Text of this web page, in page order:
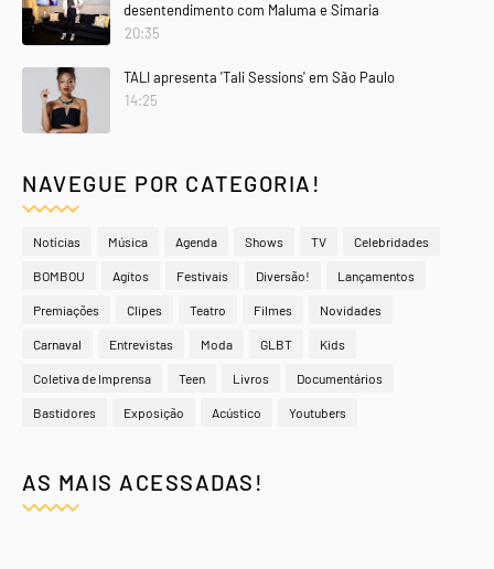
desentendimento com Maluma e Simaria
20:35
TALI apresenta 'Tali Sessions' em São Paulo
14:25
NAVEGUE POR CATEGORIA!
Notícias Música Agenda Shows TV Celebridades
BOMBOU Agitos Festivais Diversão! Lançamentos
Premiações Clipes Teatro Filmes Novidades
Carnaval Entrevistas Moda GLBT Kids
Coletiva de Imprensa Teen Livros Documentários
Bastidores Exposição Acústico Youtubers
AS MAIS ACESSADAS!